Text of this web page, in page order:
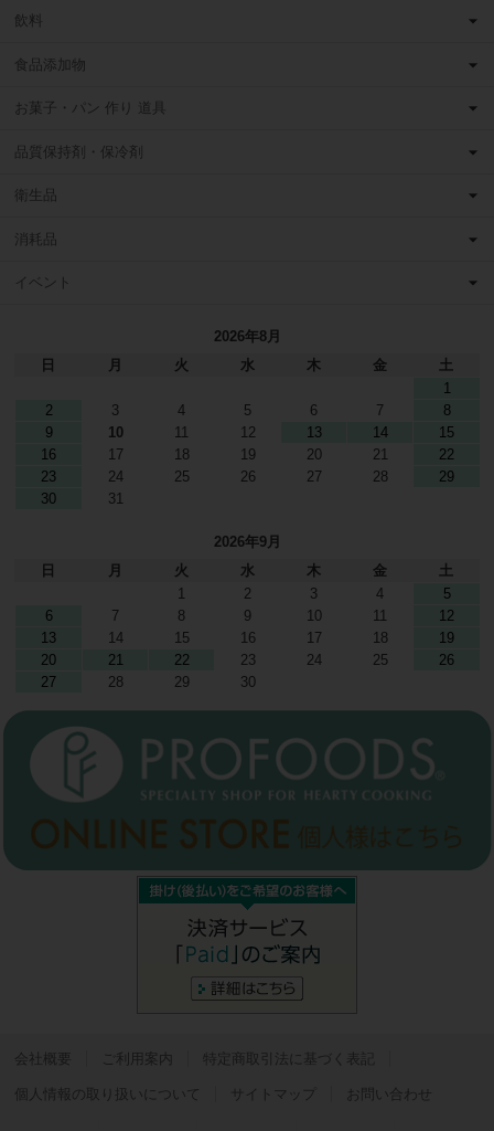
飲料
食品添加物
お菓子・パン 作り 道具
品質保持剤・保冷剤
衛生品
消耗品
イベント
2026年8月
日
月 火 水 木 金
土
1
2
3 4 5 6 7
8
9
10 11 12 13 14
15
16
17 18 19 20 21
22
23
24 25 26 27 28
29
30
31
2026年9月
日
月 火 水 木 金
土
1
2 3 4
5
6
7 8 9 10 11
12
13
14 15 16 17 18
19
20
21 22 23 24 25
26
27
28 29 30
会社概要 ご利用案内 特定商取引法に基づく表記
個人情報の取り扱いについて サイトマップ お問い合わせ